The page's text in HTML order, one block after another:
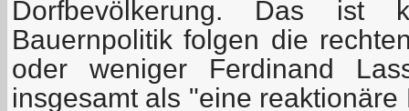
Dorfbevölkerung. Das
Bauernpolitik folgen die
oder weniger Ferdinand
insgesamt als "eine